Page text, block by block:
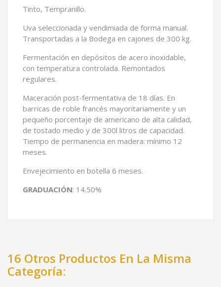
Tinto, Tempranillo.
Uva seleccionada y vendimiada de forma manual.
Transportadas a la Bodega en cajones de 300 kg.
Fermentación en depósitos de acero inoxidable,
con temperatura controlada. Remontados
regulares.
Maceración post-fermentativa de 18 días. En
barricas de roble francés mayoritariamente y un
pequeño porcentaje de americano de alta calidad,
de tostado medio y de 300l litros de capacidad.
Tiempo de permanencia en madera: mínimo 12
meses.
Envejecimiento en botella 6 meses.
GRADUACIÓN: 14.50%
16 Otros Productos En La Misma
Categoría: